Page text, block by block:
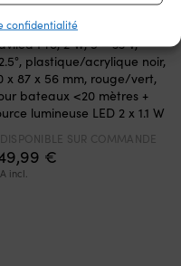
confidentialité
de navigation combiné
montage central Hella
Pro, 2 W, 9 – 33 V,
plastique/acrylique noir,
x 87 x 56 mm, rouge/vert,
bateaux <20 mètres +
lumineuse LED 2 x 1.1 W
€
incl.
DISPONIBLE SUR COMMANDE